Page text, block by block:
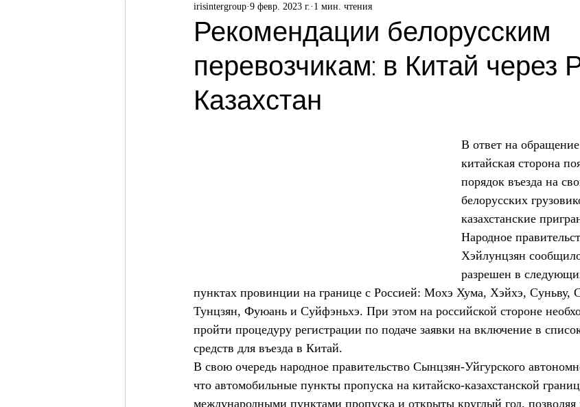
Рекомендации белорусским
перевозчикам: в Китай через
Казахстан
irisintergroup 9 февр. 2023 г. 1 мин. чтения
В ответ на
китайская сторона
порядок въезда на
белорусских
казахстанские
Народное
Хэйлунцзян
разрешен в
пунктах провинции на границе с Россией: Мохэ Хума, Хэйхэ, Суньву,
Тунцзян, Фуюань и Суйфэньхэ. При этом на российской стороне
пройти процедуру регистрации по подаче заявки на включение в
средств для въезда в Китай.
В свою очередь народное правительство Сынцзян-Уйгурского
что автомобильные пункты пропуска на китайско-казахстанской
международными пунктами пропуска и открыты круглый год, позволяя